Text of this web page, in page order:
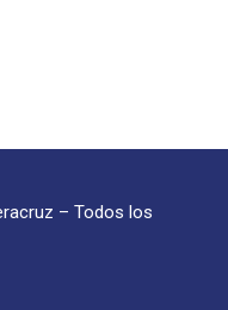
– Todos los